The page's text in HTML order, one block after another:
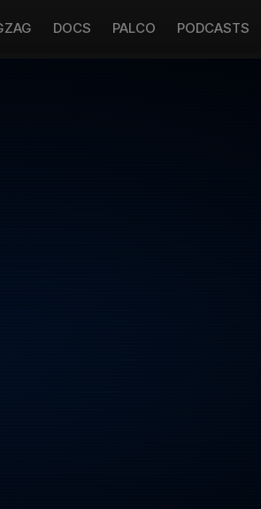
DOCS PALCO PODCASTS